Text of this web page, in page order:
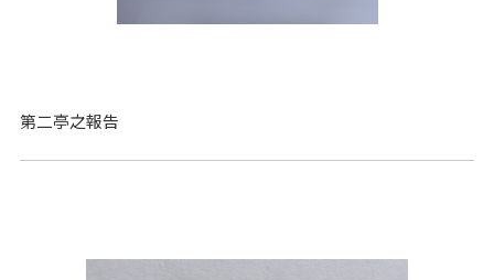
第二亭之報告